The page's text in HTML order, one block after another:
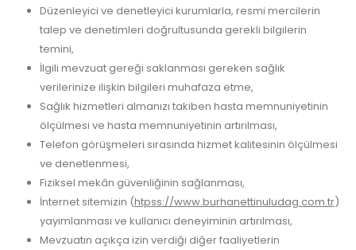
Düzenleyici ve denetleyici kurumlarla, resmi mercilerin
talep ve denetimleri doğrultusunda gerekli bilgilerin
temini,
İlgili mevzuat gereği saklanması gereken sağlık
verilerinize ilişkin bilgileri muhafaza etme,
Sağlık hizmetleri almanızı takiben hasta memnuniyetinin
ölçülmesi ve hasta memnuniyetinin artırılması,
Telefon görüşmeleri sırasında hizmet kalitesinin ölçülmesi
ve denetlenmesi,
Fiziksel mekân güvenliğinin sağlanması,
İnternet sitemizin (htpss://www.burhanettinuludag.com.tr)
yayımlanması ve kullanıcı deneyiminin artırılması,
Mevzuatın açıkça izin verdiği diğer faaliyetlerin